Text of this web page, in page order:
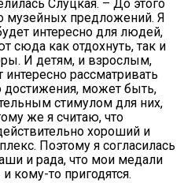
Слуцкая. – До этого
музейных предложений. Я
интересно для людей,
сюда как отдохнуть, так и
И детям, и взрослым,
рассматривать
достижения, может быть,
стимулом для них,
же я считаю, что
хороший и
Поэтому я согласилась
и рада, что мои медали
кому-то пригодятся.